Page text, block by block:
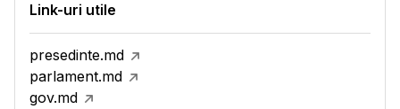
Link-uri utile
presedinte.md
parlament.md
gov.md